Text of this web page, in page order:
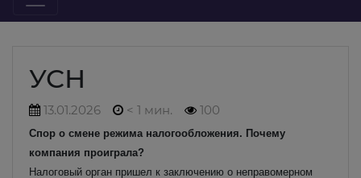
УСН
13.01.2026 < 1 мин. 100
Спор о смене режима налогообложения. Почему
компания проиграла?
Налоговый орган пришел к заключению о неправомерном